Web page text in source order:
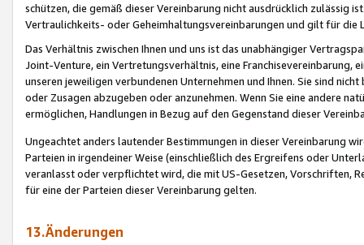
schützen, die gemäß dieser Vereinbarung nicht ausdrücklich zulässig
Vertraulichkeits- oder Geheimhaltungsvereinbarungen und gilt für die
Das Verhältnis zwischen Ihnen und uns ist das unabhängiger
Joint-Venture, ein Vertretungsverhältnis, eine Franchisevereinbarung,
unseren jeweiligen verbundenen Unternehmen und Ihnen. Sie sind
oder Zusagen abzugeben oder anzunehmen. Wenn Sie eine andere
ermöglichen, Handlungen in Bezug auf den Gegenstand dieser
Ungeachtet anders lautender Bestimmungen in dieser Vereinbarung
Parteien in irgendeiner Weise (einschließlich des Ergreifens oder
veranlasst oder verpflichtet wird, die mit US-Gesetzen, Vorschriften,
für eine der Parteien dieser Vereinbarung gelten.
13.Änderungen